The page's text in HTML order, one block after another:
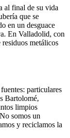
al final de su vida
que se
en un desguace
En Valladolid, con
metálicos
particulares
Bartolomé,
limpios
somos un
y reciclamos la